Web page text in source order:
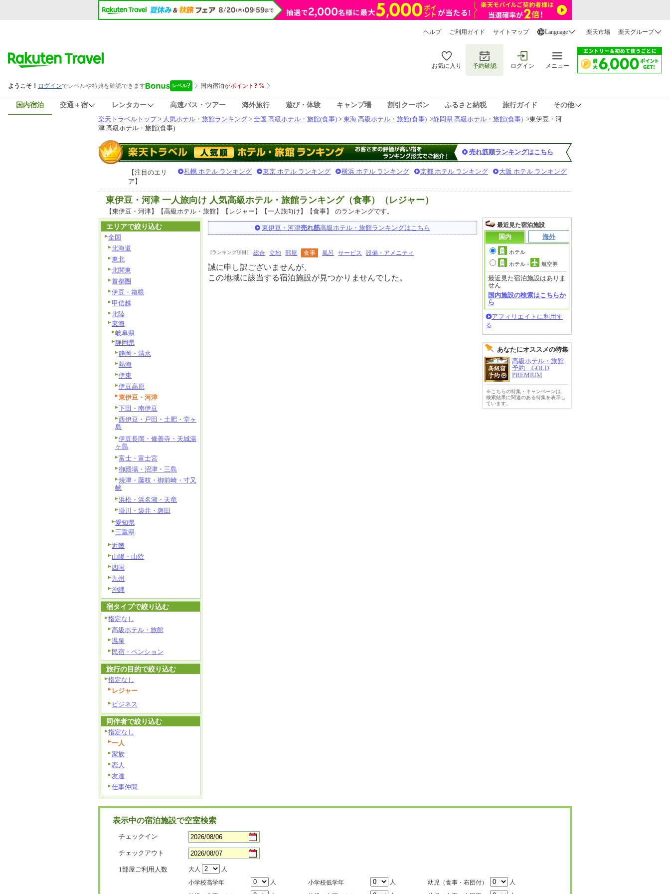
ヘルプ ご利用ガイド サイトマップ Language 楽天市場 楽天グループ
お気に入り 予約確認 ログイン メニュー
国内宿泊 交通＋宿 レンタカー 高速バス・ツアー 海外旅行 遊び・体験 キャンプ場 割引クーポン ふるさと納税 旅行ガイド
その他
楽天トラベルトップ> 人気ホテル・旅館ランキング > 全国 高級ホテル・旅館(食事) > 東海 高級ホテル・旅館(食事) >静岡県 高級ホテル・旅館(食事) >東伊豆・河
津 高級ホテル・旅館(食事)
売れ筋順ランキングはこちら
【注目のエリ
ア】
札幌 ホテル ランキング 東京 ホテル ランキング 横浜 ホテル ランキング 京都 ホテル ランキング 大阪 ホテル ランキング
東伊豆・河津 一人旅向け 人気高級ホテル・旅館ランキング（食事）（レジャー）
【東伊豆・河津】【高級ホテル・旅館】【レジャー】【一人旅向け】【食事】 のランキングです。
東伊豆・河津売れ筋高級ホテル・旅館ランキングはこちら
[ランキング項目] 総合 立地 部屋 食事 風呂 サービス 設備・アメニティ
誠に申し訳ございませんが、
この地域に該当する宿泊施設が見つかりませんでした。
最近見た宿泊施設
国内
海外
ホテル
ホテル+ 航空券
最近見た宿泊施設はありま
せん
国内施設の検索はこちらか
ら
アフィリエイトに利用す
る
あなたにオススメの特集
高級ホテル・旅館
予約 GOLD
PREMIUM
※こちらの特集・キャンペーンは、
検索結果に関連のある特集を表示し
ています。
エリアで絞り込む
全国
北海道
東北
北関東
首都圏
伊豆・箱根
甲信越
北陸
東海
岐阜県
静岡県
静岡・清水
熱海
伊東
伊豆高原
東伊豆・河津
下田・南伊豆
西伊豆・戸田・土肥・堂ヶ
島
伊豆長岡・修善寺・天城湯
ヶ島
富士・富士宮
御殿場・沼津・三島
焼津・藤枝・御前崎・寸又
峡
浜松・浜名湖・天竜
掛川・袋井・磐田
愛知県
三重県
近畿
山陽・山陰
四国
九州
沖縄
宿タイプで絞り込む
指定なし
高級ホテル・旅館
温泉
民宿・ペンション
旅行の目的で絞り込む
指定なし
レジャー
ビジネス
同伴者で絞り込む
指定なし
一人
家族
恋人
友達
仕事仲間
表示中の宿泊施設で空室検索
チェックイン
チェックアウト
1部屋ご利用人数 大人
人
小学校高学年
人 小学校低学年 人 幼児（食事・布団付）
人